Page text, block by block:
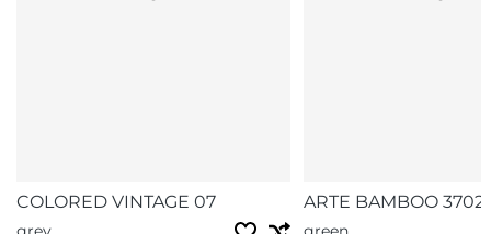
COLORED VINTAGE 07 ARTE BAMBOO 3702